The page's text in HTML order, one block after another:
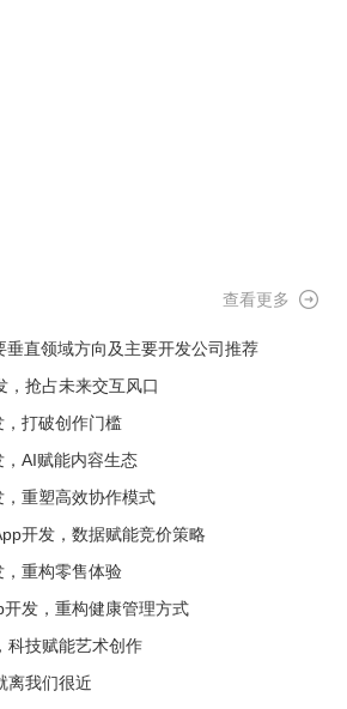
查看更多
垂直领域方向及主要开发公司推荐
，抢占未来交互风口
打破创作门槛
AI赋能内容生态
重塑高效协作模式
开发，数据赋能竞价策略
重构零售体验
发，重构健康管理方式
科技赋能艺术创作
离我们很近